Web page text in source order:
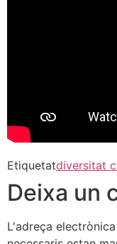
Etiquetatdiversitat
Deixa un
L'adreça